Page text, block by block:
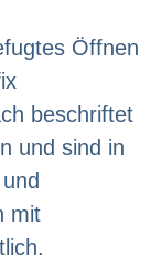
Öffnen
beschriftet
und sind in
mit